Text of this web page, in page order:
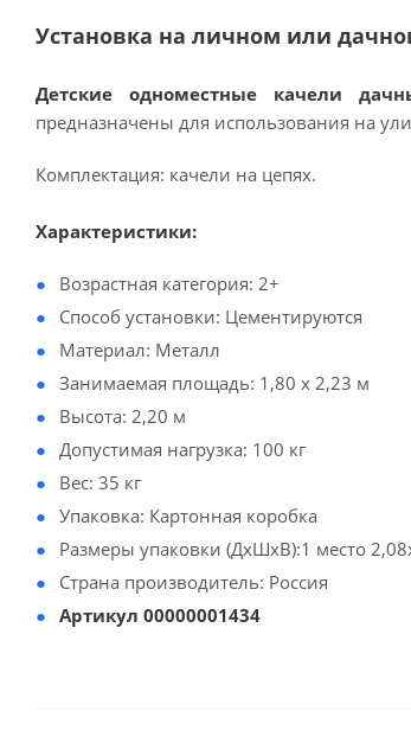
Установка на личном или
Детские одноместные качели
предназначены для использования на
Комплектация: качели на цепях.
Характеристики:
Возрастная категория: 2+
Способ установки: Цементируются
Материал: Металл
Занимаемая площадь: 1,80 х 2,23 м
Высота: 2,20 м
Допустимая нагрузка: 100 кг
Вес: 35 кг
Упаковка: Картонная коробка
Размеры упаковки (ДхШхВ):1 место
Страна производитель: Россия
Артикул 00000001434